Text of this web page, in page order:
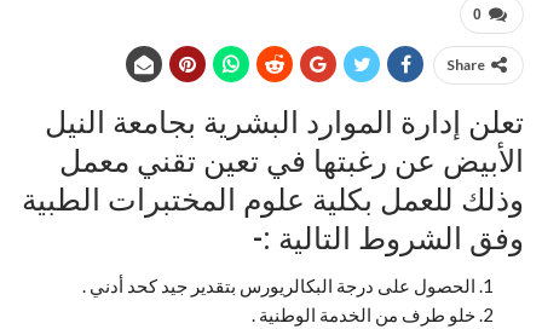
0
Share
تعلن إدارة الموارد البشرية بجامعة النيل
الأبيض عن رغبتها في تعين تقني معمل
وذلك للعمل بكلية علوم المختبرات الطبية
وفق الشروط التالية :-
الحصول على درجة البكالريورس بتقدير جيد كحد أدني .
خلو طرف من الخدمة الوطنية .